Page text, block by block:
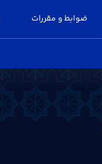
ضوابط و مقررات